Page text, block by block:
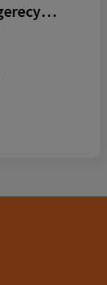
Urban Vitamin Glendale RCS gerecycled plastic hoofdtelefoon